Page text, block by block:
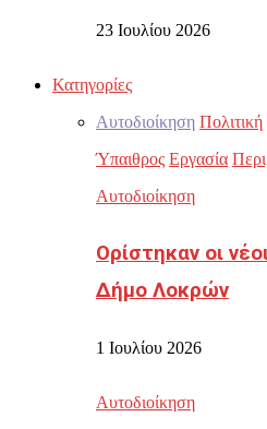
23 Ιουλίου 2026
Κατηγορίες
Αυτοδιοίκηση Πολιτική
Ύπαιθρος Εργασία
Αυτοδιοίκηση
Ορίστηκαν οι
Δήμο Λοκρών
1 Ιουλίου 2026
Αυτοδιοίκηση